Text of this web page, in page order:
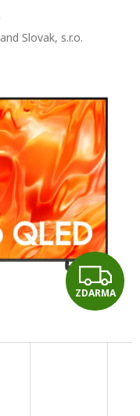
Slovak, s.r.o.
Z
D
A
ZDARMA